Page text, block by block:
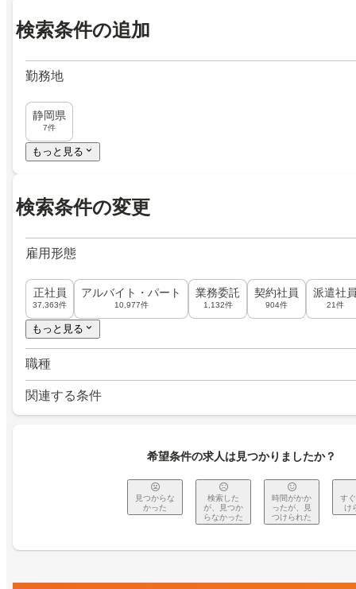
検索条件の追加
勤務地
静岡県
7件
もっと見る
検索条件の変更
雇用形態
正社員
37,363件
アルバイト・パート
10,977件
業務委託
1,132件
契約社員
904件
派遣社
21件
もっと見る
職種
関連する条件
希望条件の求人は見つかりましたか？
見つからな
かった
検索した
が、見つか
らなかった
時間がかか
ったが、見
つけられた
す
け